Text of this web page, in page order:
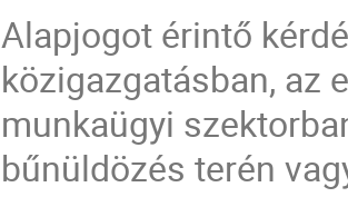
Alapjogot érintő
közigazgatásban, az
munkaügyi
bűnüldözés terén